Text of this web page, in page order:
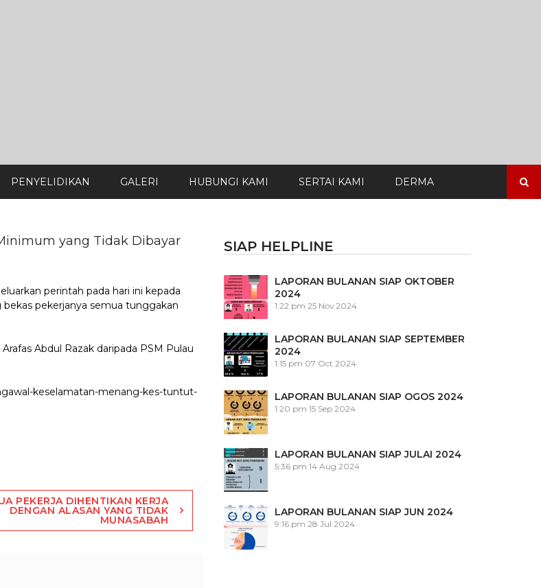
PENYELIDIKAN GALERI HUBUNGI KAMI SERTAI KAMI DERMA
for:
yang Tidak Dibayar
perintah pada hari ini kepada
pekerjanya semua tunggakan
Abdul Razak daripada PSM Pulau
keselamatan-menang-kes-tuntut-
PEKERJA DIHENTIKAN KERJA
DENGAN ALASAN YANG TIDAK
MUNASABAH
SIAP HELPLINE
LAPORAN BULANAN SIAP OKTOBER
2024
1:22 pm 25 Nov 2024
LAPORAN BULANAN SIAP SEPTEMBER
2024
1:15 pm 07 Oct 2024
LAPORAN BULANAN SIAP OGOS 2024
1:20 pm 15 Sep 2024
LAPORAN BULANAN SIAP JULAI 2024
5:36 pm 14 Aug 2024
LAPORAN BULANAN SIAP JUN 2024
9:16 pm 28 Jul 2024